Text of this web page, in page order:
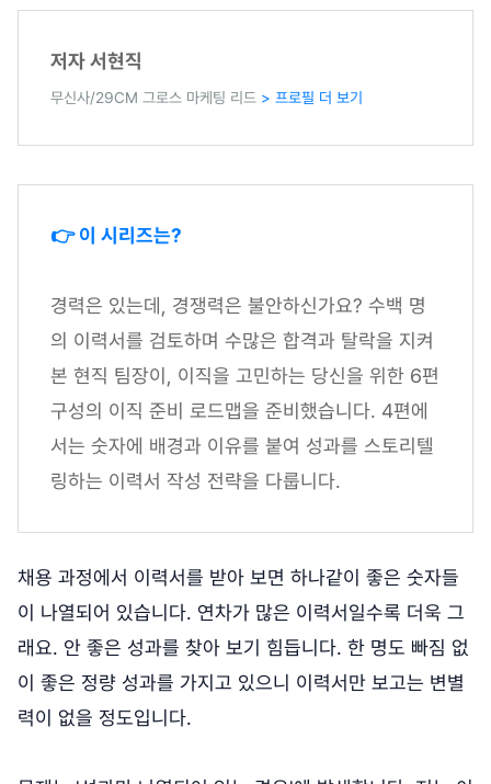
저자 서현직
무신사/29CM 그로스 마케팅 리드 > 프로필 더 보기
👉 이 시리즈는?
경력은 있는데, 경쟁력은 불안하신가요? 수백 명
의 이력서를 검토하며 수많은 합격과 탈락을 지켜
본 현직 팀장이, 이직을 고민하는 당신을 위한 6편
구성의 이직 준비 로드맵을 준비했습니다. 4편에
서는 숫자에 배경과 이유를 붙여 성과를 스토리텔
링하는 이력서 작성 전략을 다룹니다.
채용 과정에서 이력서를 받아 보면 하나같이 좋은 숫자들
이 나열되어 있습니다. 연차가 많은 이력서일수록 더욱 그
래요. 안 좋은 성과를 찾아 보기 힘듭니다. 한 명도 빠짐 없
이 좋은 정량 성과를 가지고 있으니 이력서만 보고는 변별
력이 없을 정도입니다.